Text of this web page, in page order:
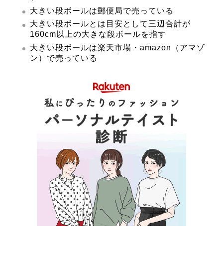
大きい段ボールは郵便局で売っている
大きい段ボールとは目安として三辺合計が
160cm以上の大きな段ボールを指す
大きい段ボールは楽天市場・amazon（アマゾ
ン）で売っている